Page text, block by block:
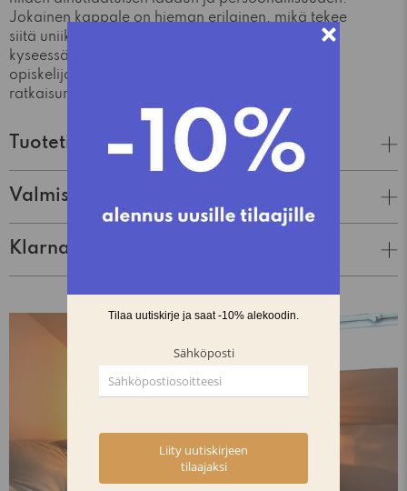
Jokainen kappale on hieman erilainen, mikä tekee
siitä uniikin ja persoonallisen lisän kotiisi. Olipa
kyseessä olohuone, vierashuone tai
opiskelijakämppä, Roots tarjoaa täydellisen
ratkaisun tarpeisiisi.
Tuotetiedot
Valmistaja
Klarna Lasku & Tili